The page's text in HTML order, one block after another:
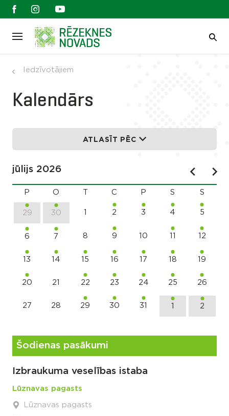
Iedzīvotājiem
Kalendārs
ATLASĪT PĒC
jūlijs 2026
P O C P S S
29 30 1 2 3 4 5
6 7 8 9 10 11 12
13 14 15 16 17 18 19
20 21 22 23 24 25 26
27 28 29 30 31 1 2
Šodienas pasākumi
Izbraukuma veselības istaba
Lūznavas pagasts
Lūznavas pagasts